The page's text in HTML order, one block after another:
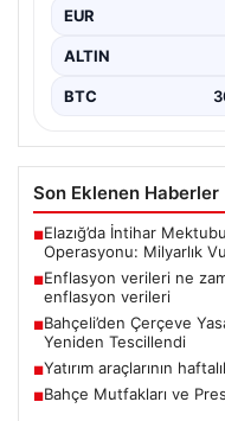
Türkiye…
EUR
ALTIN
BTC
Son Eklenen Haberler
■Elazığ’da İntihar
Operasyonu: Milyarlık
■Enflasyon verileri ne
enflasyon verileri
■Bahçeli’den Çerçeve
Yeniden Tescillendi
■Yatırım araçlarının
■Bahçe Mutfakları ve